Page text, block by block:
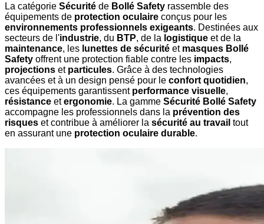
La catégorie Sécurité de Bollé Safety rassemble des
équipements de protection oculaire conçus pour les
environnements professionnels exigeants. Destinées aux
secteurs de l'industrie, du BTP, de la logistique et de la
maintenance, les lunettes de sécurité et masques Bollé
Safety offrent une protection fiable contre les impacts,
projections et particules. Grâce à des technologies
avancées et à un design pensé pour le confort quotidien,
ces équipements garantissent performance visuelle,
résistance etergonomie. La gamme Sécurité Bollé Safety
accompagne les professionnels dans la prévention des
risques et contribue à améliorer la sécurité au travail tout
en assurant une protection oculaire durable.